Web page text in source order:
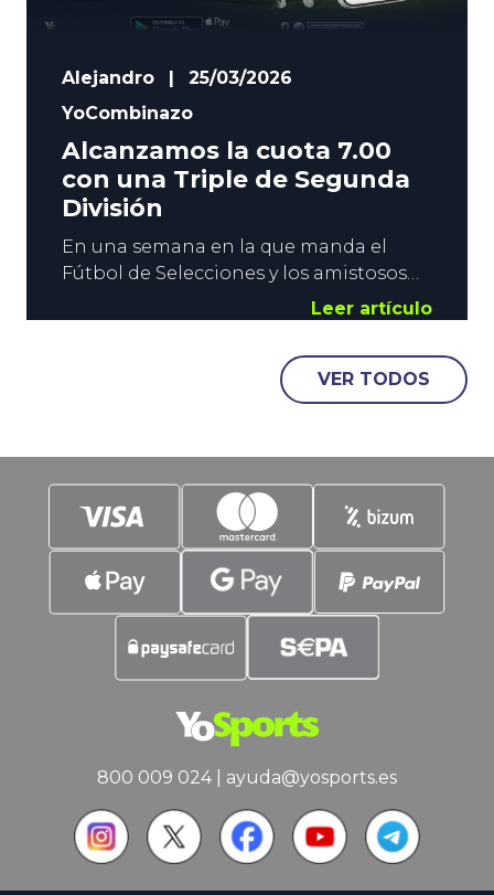
Alejandro
25/03/2026
YoCombinazo
Alcanzamos la cuota 7.00
con una Triple de Segunda
División
En una semana en la que manda el
Fútbol de Selecciones y los amistosos
de España, bueno es desviar la vista a la
Liga Hypermotion. Ponemos el foco en
nuestra Segunda División, y os
lanzamos una combinada que alcanza
la cuota 7.10 con los triunfos de Málaga,
local no
Leer artículo
VER TODOS
800 009 024| ayuda@yosports.es